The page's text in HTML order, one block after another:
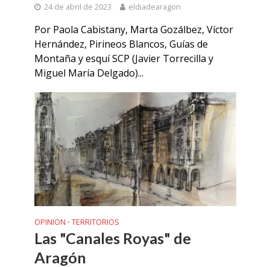
24 de abril de 2023 eldiadearagon
Por Paola Cabistany, Marta Gozálbez, Víctor
Hernández, Pirineos Blancos, Guías de
Montaña y esquí SCP (Javier Torrecilla y
Miguel María Delgado)...
OPINION • TERRITORIOS
Las "Canales Royas" de
Aragón